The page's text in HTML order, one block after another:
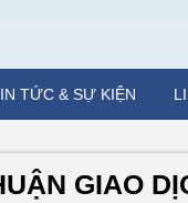
TỨC & SỰ KIỆN
GIAO